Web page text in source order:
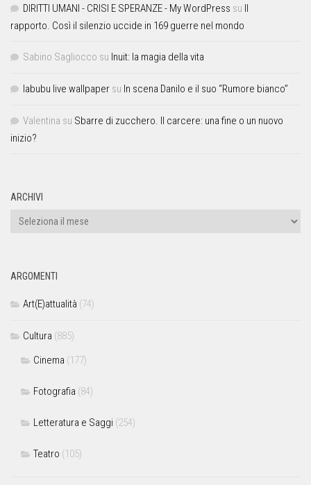
DIRITTI UMANI - CRISI E SPERANZE - My WordPress su Il
rapporto. Così il silenzio uccide in 169 guerre nel mondo
Sabino Sagliocco su Inuit: la magia della vita
labubu live wallpaper su In scena Danilo e il suo “Rumore bianco”
Valentina su Sbarre di zucchero. Il carcere: una fine o un nuovo
inizio?
ARCHIVI
ARGOMENTI
Art(E)attualità (74)
Cultura (885)
Cinema (177)
Fotografia (84)
Letteratura e Saggi (254)
Teatro (105)